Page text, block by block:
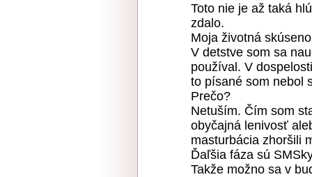
Toto nie je až taká
zdalo.
Moja životná
V detstve som sa
používal. V
to písané som nebol
Prečo?
Netuším. Čím som
obyčajná lenivosť
masturbácia zhoršili
Ďaľšia fáza sú
Takže možno sa v